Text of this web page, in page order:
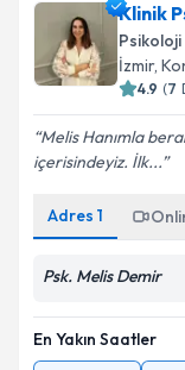
Klinik
Psikoloji
İzmir,
4.9 (7
Melis Hanımla
içerisindeyiz. İlk...
Adres 1
Psk. Melis Demir
En Yakın Saatler